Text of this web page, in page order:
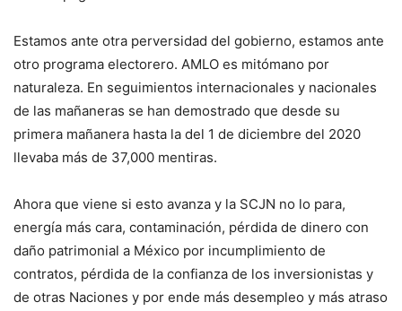
Estamos ante otra perversidad del gobierno, estamos ante
otro programa electorero. AMLO es mitómano por
naturaleza. En seguimientos internacionales y nacionales
de las mañaneras se han demostrado que desde su
primera mañanera hasta la del 1 de diciembre del 2020
llevaba más de 37,000 mentiras.
Ahora que viene si esto avanza y la SCJN no lo para,
energía más cara, contaminación, pérdida de dinero con
daño patrimonial a México por incumplimiento de
contratos, pérdida de la confianza de los inversionistas y
de otras Naciones y por ende más desempleo y más atraso